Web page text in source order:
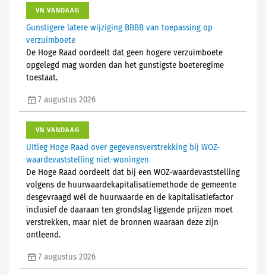
VN VANDAAG
Gunstigere latere wijziging BBBB van toepassing op
verzuimboete
De Hoge Raad oordeelt dat geen hogere verzuimboete
opgelegd mag worden dan het gunstigste boeteregime
toestaat.
7 augustus 2026
VN VANDAAG
UItleg Hoge Raad over gegevensverstrekking bij WOZ-
waardevaststelling niet-woningen
De Hoge Raad oordeelt dat bij een WOZ-waardevaststelling
volgens de huurwaardekapitalisatiemethode de gemeente
desgevraagd wél de huurwaarde en de kapitalisatiefactor
inclusief de daaraan ten grondslag liggende prijzen moet
verstrekken, maar niet de bronnen waaraan deze zijn
ontleend.
7 augustus 2026